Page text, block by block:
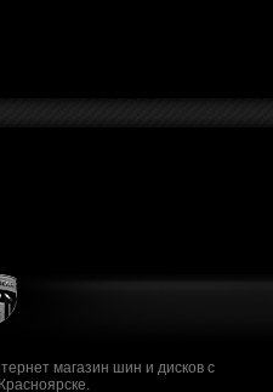
магазин шин и дисков с